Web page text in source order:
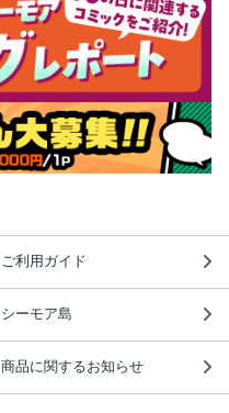
ご利用ガイド
シーモア島
商品に関するお知らせ